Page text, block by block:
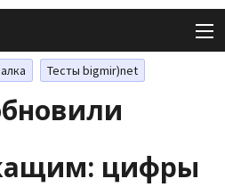
Тесты bigmir)net
цифры